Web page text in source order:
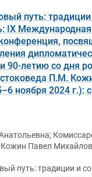
путь:
IX
90-летию со дня
П.М.
ноября 2024 г.):
Павел
путь: традиции и